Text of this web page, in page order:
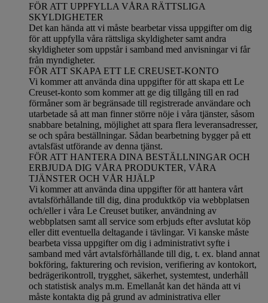
FÖR ATT UPPFYLLA VÅRA RÄTTSLIGA
SKYLDIGHETER
Det kan hända att vi måste bearbetar vissa uppgifter om dig
för att uppfylla våra rättsliga skyldigheter samt andra
skyldigheter som uppstår i samband med anvisningar vi får
från myndigheter.
FÖR ATT SKAPA ETT LE CREUSET-KONTO
Vi kommer att använda dina uppgifter för att skapa ett Le
Creuset-konto som kommer att ge dig tillgång till en rad
förmåner som är begränsade till registrerade användare och
utarbetade så att man finner större nöje i våra tjänster, såsom
snabbare betalning, möjlighet att spara flera leveransadresser,
se och spåra beställningar. Sådan bearbetning bygger på ett
avtalsfäst utförande av denna tjänst.
FÖR ATT HANTERA DINA BESTÄLLNINGAR OCH
ERBJUDA DIG VÅRA PRODUKTER, VÅRA
TJÄNSTER OCH VÅR HJÄLP
Vi kommer att använda dina uppgifter för att hantera vårt
avtalsförhållande till dig, dina produktköp via webbplatsen
och/eller i våra Le Creuset butiker, användning av
webbplatsen samt all service som erbjuds efter avslutat köp
eller ditt eventuella deltagande i tävlingar. Vi kanske måste
bearbeta vissa uppgifter om dig i administrativt syfte i
samband med vårt avtalsförhållande till dig, t. ex. bland annat
bokföring, fakturering och revision, verifiering av kontokort,
bedrägerikontroll, trygghet, säkerhet, systemtest, underhåll
och statistisk analys m.m. Emellanåt kan det hända att vi
måste kontakta dig på grund av administrativa eller